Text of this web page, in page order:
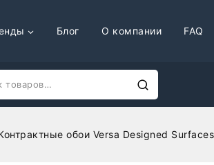
Блог О компании FAQ
обои Versa Designed